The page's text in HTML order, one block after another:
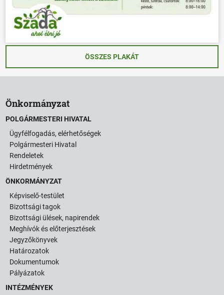
ÖSSZES PLAKÁT
Önkormányzat
POLGÁRMESTERI HIVATAL
Ügyfélfogadás, elérhetőségek
Polgármesteri Hivatal
Rendeletek
Hirdetmények
ÖNKORMÁNYZAT
Képviselő-testület
Bizottsági tagok
Bizottsági ülések, napirendek
Meghívók és előterjesztések
Jegyzőkönyvek
Határozatok
Dokumentumok
Pályázatok
INTÉZMÉNYEK